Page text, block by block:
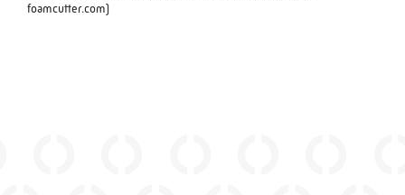
foamcutter.com)